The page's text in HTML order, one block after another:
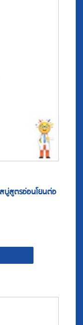
สบู่สูตรอ่อนโยนต่อ